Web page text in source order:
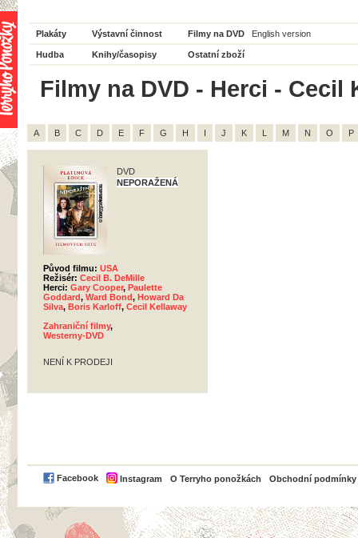
Plakáty Výstavní činnost Filmy na DVD English version
Hudba Knihy/časopisy Ostatní zboží
Filmy na DVD - Herci - Cecil
A B C D E F G H I J K L M N O P
DVD
NEPORAŽENÁ
Původ filmu: USA
Režisér: Cecil B. DeMille
Herci: Gary Cooper, Paulette
Goddard, Ward Bond, Howard Da
Silva, Boris Karloff, Cecil Kellaway
Zahraniční filmy,
Westerny-DVD
NENÍ K PRODEJI
Facebook Instagram O Terryho ponožkách Obchodní podmínky
PayPal